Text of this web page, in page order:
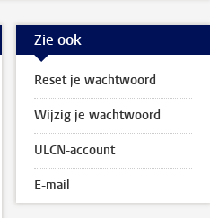
Zie ook
Reset je wachtwoord
Wijzig je wachtwoord
ULCN-account
E-mail